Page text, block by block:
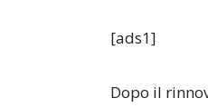
[ads1]
Dopo il